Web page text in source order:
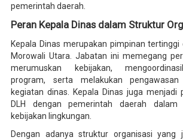
pemerintah daerah.
Peran Kepala Dinas dalam Struktur
Kepala Dinas merupakan pimpinan tertinggi
Morowali Utara. Jabatan ini memegang
merumuskan kebijakan,
program, serta melakukan
kegiatan dinas. Kepala Dinas juga menjadi
DLH dengan pemerintah daerah dalam
kebijakan lingkungan.
Dengan adanya struktur organisasi yang